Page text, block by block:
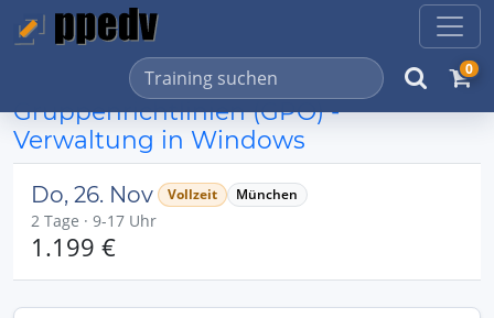
0
Gruppenrichtlinien (GPO) -
Verwaltung in Windows
Do, 26. Nov Vollzeit München
2 Tage · 9-17 Uhr
1.199 €